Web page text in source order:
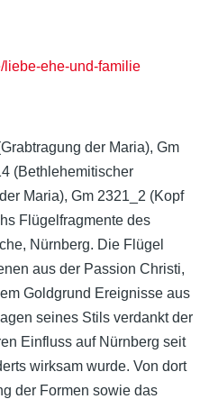
liebe-ehe-und-familie
der Maria), Gm
(Bethlehemitischer
Maria), Gm 2321_2 (Kopf
Flügelfragmente des
Nürnberg. Die Flügel
aus der Passion Christi,
Goldgrund Ereignisse aus
seines Stils verdankt der
Einfluss auf Nürnberg seit
wirksam wurde. Von dort
der Formen sowie das